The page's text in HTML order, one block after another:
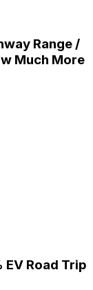
Range /
Much More
EV Road Trip